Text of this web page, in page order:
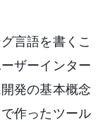
言語を書くこ
ザーインター
発の基本概念
作ったツール